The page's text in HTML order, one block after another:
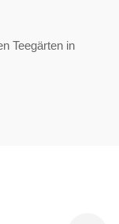
Teegärten in